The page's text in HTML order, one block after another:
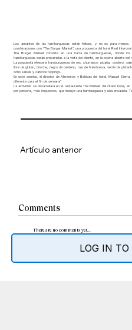
Los amantes de las hamburguesas están felices, y no es para
combinaciones con “The Burger Market”, una propuesta del hotel Real
The Burger Market consiste en una barra de hamburguesas, donde
hamburguesas serán preparadas a la vista del cliente, en la cocina abierta del
La propuesta ofrecerá hamburguesas de res, churrasco, picaña, cordero,
libre de gluten, brioche, negro de centeno, rojo de frambuesa, verde de
ocho salsas y catorce toppings.
En este sentido, el director de Alimentos y Bebidas del hotel, Manuel
diferente para el fin de semana”.
La actividad se desarrollará en el restaurante The Market del citado hotel,
por persona, más impuestos, que incluye una hamburguesa y una ensalada.
Comments
There are no comments yet...
LOG IN
Artículo anterior